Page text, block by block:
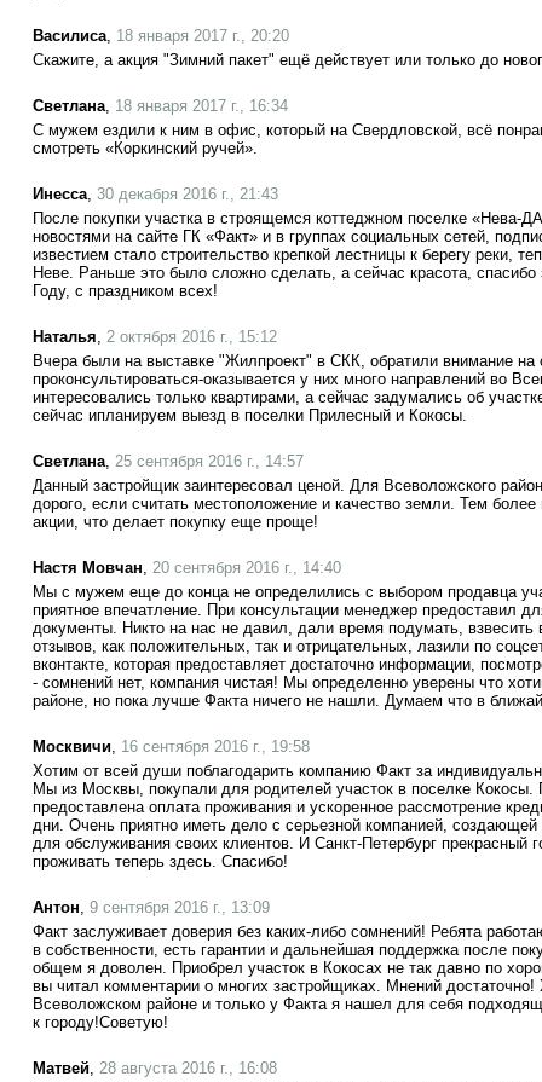
Василиса, 18 января 2017 г., 20:20
Скажите, а акция "Зимний пакет" ещё действует или только до
Светлана, 18 января 2017 г., 16:34
С мужем ездили к ним в офис, который на Свердловской, всё
смотреть «Коркинский ручей».
Инесса, 30 декабря 2016 г., 21:43
После покупки участка в строящемся коттеджном поселке «Нева-
новостями на сайте ГК «Факт» и в группах социальных сетей,
известием стало строительство крепкой лестницы к берегу реки,
Неве. Раньше это было сложно сделать, а сейчас красота,
Году, с праздником всех!
Наталья, 2 октября 2016 г., 15:12
Вчера были на выставке "Жилпроект" в СКК, обратили внимание
проконсультироваться-оказывается у них много направлений во
интересовались только квартирами, а сейчас задумались об
сейчас ипланируем выезд в поселки Прилесный и Кокосы.
Светлана, 25 сентября 2016 г., 14:57
Данный застройщик заинтересовал ценой. Для Всеволожского
дорого, если считать местоположение и качество земли. Тем
акции, что делает покупку еще проще!
Настя Мовчан, 20 сентября 2016 г., 14:40
Мы с мужем еще до конца не определились с выбором продавца
приятное впечатление. При консультации менеджер предоставил
документы. Никто на нас не давил, дали время подумать, взвесить
отзывов, как положительных, так и отрицательных, лазили по
вконтакте, которая предоставляет достаточно информации,
- сомнений нет, компания чистая! Мы определенно уверены что
районе, но пока лучше Факта ничего не нашли. Думаем что в
Москвичи, 16 сентября 2016 г., 19:58
Хотим от всей души поблагодарить компанию Факт за
Мы из Москвы, покупали для родителей участок в поселке
предоставлена оплата проживания и ускоренное рассмотрение
дни. Очень приятно иметь дело с серьезной компанией,
для обслуживания своих клиентов. И Санкт-Петербург прекрасный
проживать теперь здесь. Спасибо!
Антон, 9 сентября 2016 г., 13:09
Факт заслуживает доверия без каких-либо сомнений! Ребята
в собственности, есть гарантии и дальнейшая поддержка после
общем я доволен. Приобрел участок в Кокосах не так давно по
вы читал комментарии о многих застройщиках. Мнений достаточно!
Всеволожском районе и только у Факта я нашел для себя
к городу!Советую!
Матвей, 28 августа 2016 г., 16:08